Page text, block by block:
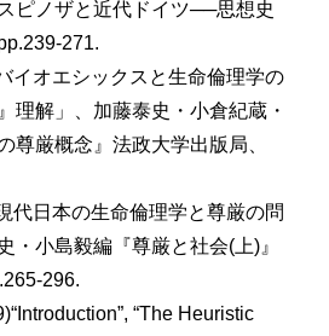
ピノザと近代ドイツ──思想史
271.
イオエシックスと生命倫理学の
理解」、加藤泰史・小倉紀蔵・
尊厳概念』法政大学出版局、
代日本の生命倫理学と尊厳の問
・小島毅編『尊厳と社会(上)』
296.
“The Heuristic